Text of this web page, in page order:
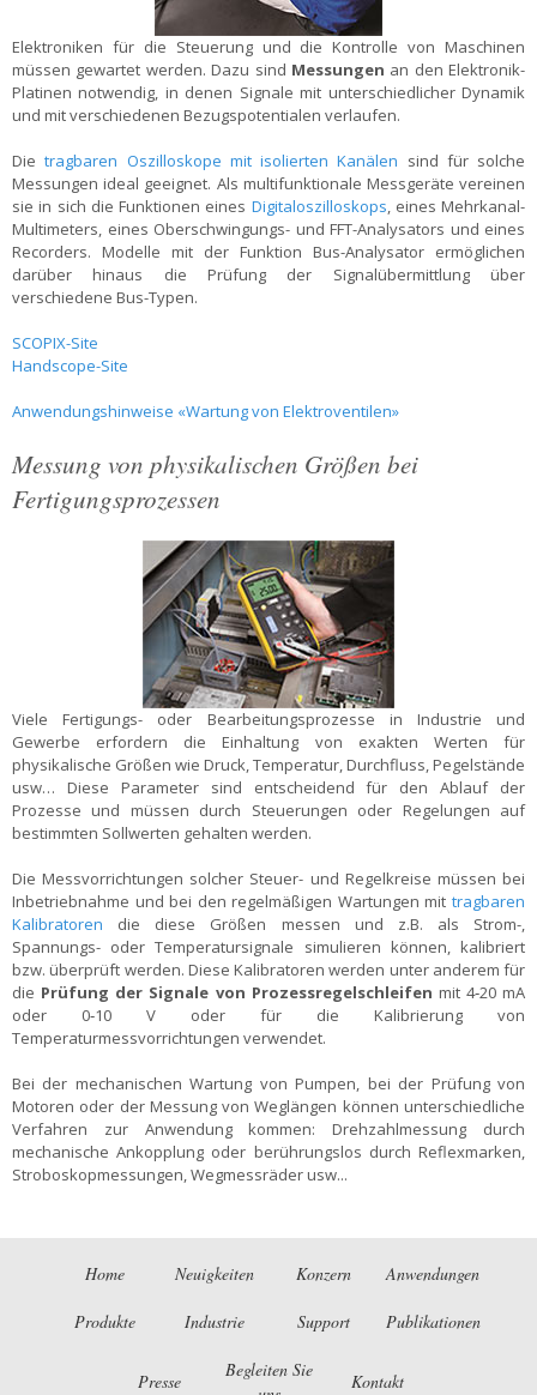
Elektroniken für die Steuerung und die Kontrolle von Maschinen
müssen gewartet werden. Dazu sind Messungen an den Elektronik-
Platinen notwendig, in denen Signale mit unterschiedlicher Dynamik
und mit verschiedenen Bezugspotentialen verlaufen.
Dietragbaren Oszilloskope mit isolierten Kanälen sind für solche
Messungen ideal geeignet. Als multifunktionale Messgeräte vereinen
sie in sich die Funktionen eines Digitaloszilloskops, eines Mehrkanal-
Multimeters, eines Oberschwingungs- und FFT-Analysators und eines
Recorders. Modelle mit der Funktion Bus-Analysator ermöglichen
darüber hinaus die Prüfung der Signalübermittlung über
verschiedene Bus-Typen.
SCOPIX-Site
Handscope-Site
Anwendungshinweise «Wartung von Elektroventilen»
Messung von physikalischen Größen bei
Fertigungsprozessen
Viele Fertigungs- oder Bearbeitungsprozesse in Industrie und
Gewerbe erfordern die Einhaltung von exakten Werten für
physikalische Größen wie Druck, Temperatur, Durchfluss, Pegelstände
usw… Diese Parameter sind entscheidend für den Ablauf der
Prozesse und müssen durch Steuerungen oder Regelungen auf
bestimmten Sollwerten gehalten werden.
Die Messvorrichtungen solcher Steuer- und Regelkreise müssen bei
Inbetriebnahme und bei den regelmäßigen Wartungen mit tragbaren
Kalibratoren die diese Größen messen und z.B. als Strom-,
Spannungs- oder Temperatursignale simulieren können, kalibriert
bzw. überprüft werden. Diese Kalibratoren werden unter anderem für
die Prüfung der Signale von Prozessregelschleifen mit 4‑20 mA
oder 0‑10 V oder für die Kalibrierung von
Temperaturmessvorrichtungen verwendet.
Bei der mechanischen Wartung von Pumpen, bei der Prüfung von
Motoren oder der Messung von Weglängen können unterschiedliche
Verfahren zur Anwendung kommen: Drehzahlmessung durch
mechanische Ankopplung oder berührungslos durch Reflexmarken,
Stroboskopmessungen, Wegmessräder usw...
Home Neuigkeiten Konzern Anwendungen
Produkte Industrie Support Publikationen
Presse
Begleiten Sie
Kontakt